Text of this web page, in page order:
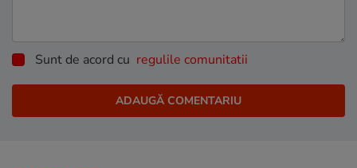
Sunt de acord cu regulile comunitatii